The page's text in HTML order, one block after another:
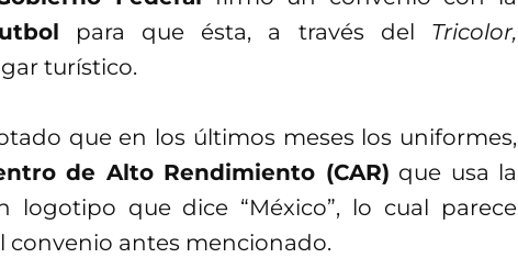
para que ésta, a través del Tricolor,
turístico.
que en los últimos meses los uniformes,
de Alto Rendimiento (CAR) que usa la
logotipo que dice “México”, lo cual parece
convenio antes mencionado.